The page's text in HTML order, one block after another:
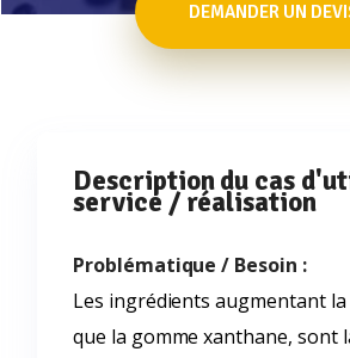
DEMANDER UN
Description du cas
service / réalisation
Problématique / Besoin :
Les ingrédients augmentant la
que la gomme xanthane, sont